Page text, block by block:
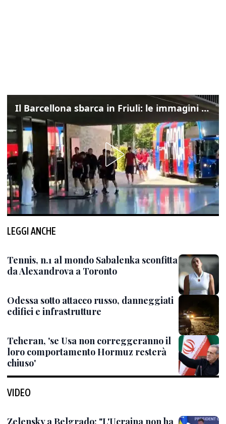
Il Barcellona sbarca in Friuli: le immagini dell'arrivo in albergo
LEGGI ANCHE
Tennis, n.1 al mondo Sabalenka sconfitta
da Alexandrova a Toronto
Odessa sotto attacco russo, danneggiati
edifici e infrastrutture
Teheran, 'se Usa non correggeranno il
loro comportamento Hormuz resterà
chiuso'
VIDEO
Zelensky a Belgrado: "L'Ucraina non ha